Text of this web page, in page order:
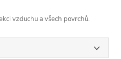
vzduchu a všech povrchů.